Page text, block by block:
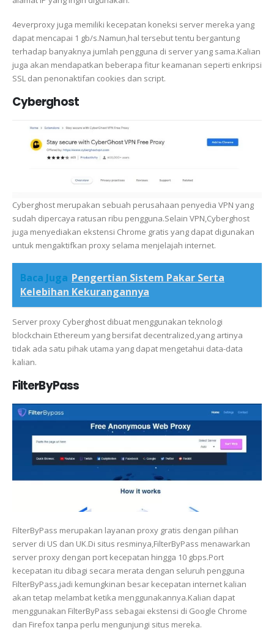
4everproxy juga memiliki kecepatan koneksi server mereka yang
dapat mencapai 1 gb/s.Namun,hal tersebut tentu bergantung
terhadap banyaknya jumlah pengguna di server yang sama.Kalian
juga akan mendapatkan beberapa fitur keamanan seperti enkripsi
SSL dan penonaktifan cookies dan script.
Cyberghost
Cyberghost merupakan sebuah perusahaan penyedia VPN yang
sudah dipercaya ratusan ribu pengguna.Selain VPN,Cyberghost
juga menyediakan ekstensi Chrome gratis yang dapat digunakan
untuk mengaktifkan proxy selama menjelajah internet.
Baca Juga Pengertian Sistem Pakar Serta
Kelebihan Kekurangannya
Server proxy Cyberghost dibuat menggunakan teknologi
blockchain Ethereum yang bersifat decentralized,yang artinya
tidak ada satu pihak utama yang dapat mengetahui data-data
kalian.
FilterByPass
FilterByPass merupakan layanan proxy gratis dengan pilihan
server di US dan UK.Di situs resminya,FilterByPass menawarkan
server proxy dengan port kecepatan hingga 10 gbps.Port
kecepatan itu dibagi secara merata dengan seluruh pengguna
FilterByPass,jadi kemungkinan besar kecepatan internet kalian
akan tetap melambat ketika menggunakannya.Kalian dapat
menggunakan FilterByPass sebagai ekstensi di Google Chrome
dan Firefox tanpa perlu mengunjungi situs mereka.